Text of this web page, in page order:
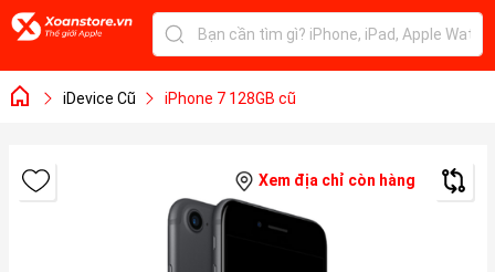
iDevice Cũ iPhone 7 128GB cũ
Xem địa chỉ còn hàng